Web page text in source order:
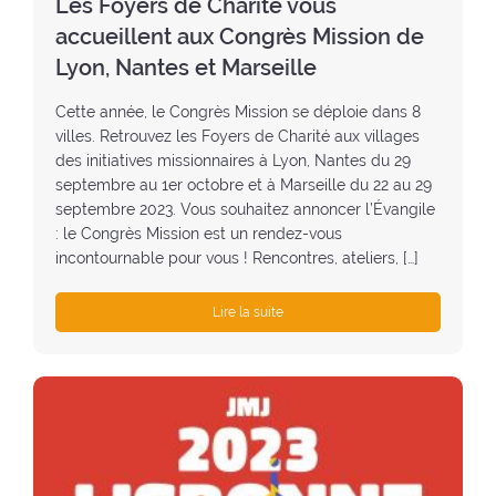
:
Les Foyers de Charité vous
accueillent aux Congrès Mission de
Lyon, Nantes et Marseille
Cette année, le Congrès Mission se déploie dans 8
villes. Retrouvez les Foyers de Charité aux villages
des initiatives missionnaires à Lyon, Nantes du 29
septembre au 1er octobre et à Marseille du 22 au 29
septembre 2023. Vous souhaitez annoncer l’Évangile
: le Congrès Mission est un rendez-vous
incontournable pour vous ! Rencontres, ateliers, […]
Lire la suite